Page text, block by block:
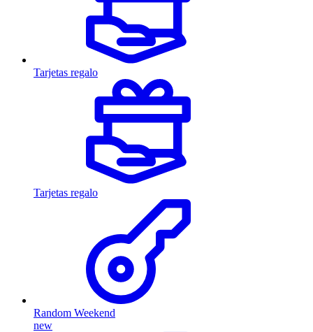
Tarjetas regalo
Tarjetas regalo
Random Weekend
new